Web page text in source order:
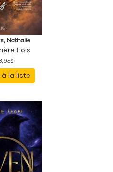
Nathalie
Fois
la liste